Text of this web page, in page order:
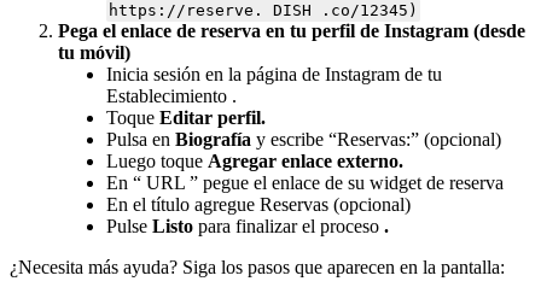
https://reserve. DISH .co/12345)
Pega el enlace de reserva en tu perfil de Instagram (desde
tu móvil)
Inicia sesión en la página de Instagram de tu
Establecimiento .
Toque Editar perfil.
Pulsa en Biografía y escribe “Reservas:” (opcional)
Luego toque Agregar enlace externo.
En “ URL ” pegue el enlace de su widget de reserva
En el título agregue Reservas (opcional)
Pulse Listo para finalizar el proceso .
¿Necesita más ayuda? Siga los pasos que aparecen en la pantalla: